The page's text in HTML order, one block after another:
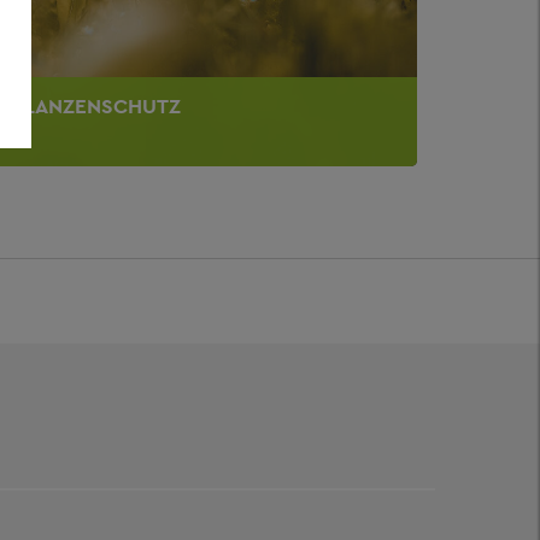
PFLANZENSCHUTZ